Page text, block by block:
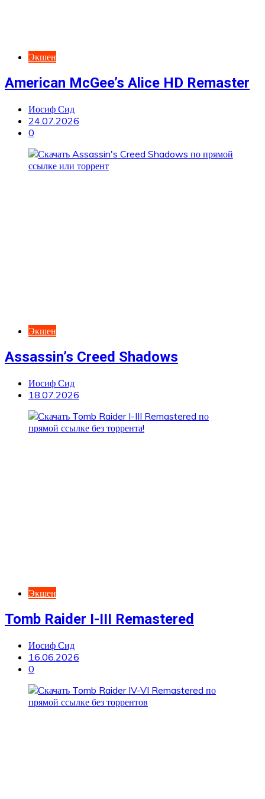
Экшен
American McGee’s Alice HD Remaster
Иосиф Сид
24.07.2026
0
Экшен
Assassin’s Creed Shadows
Иосиф Сид
18.07.2026
Экшен
Tomb Raider I-III Remastered
Иосиф Сид
16.06.2026
0